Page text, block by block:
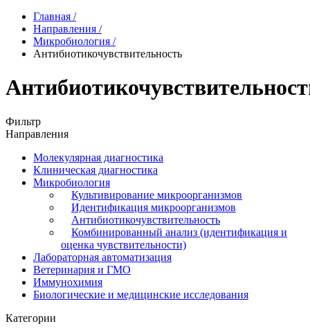
Главная /
Направления /
Микробиология /
Антибиотикочувствительность
Фильтр
Направления
Молекулярная диагностика
Клиническая диагностика
Микробиология
Культивирование микроорганизмов
Идентификация микроорганизмов
Антибиотикочувствительность
Комбинированный анализ (идентификация и
оценка чувствительности)
Лабораторная автоматизация
Ветеринария и ГМО
Иммунохимия
Биологические и медицинские исследования
Категории